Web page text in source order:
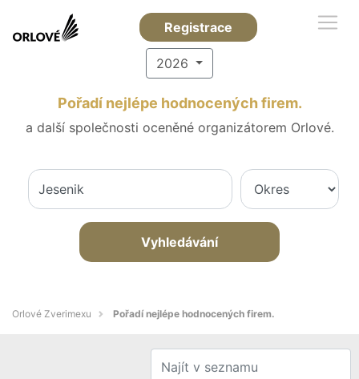
Registrace
2026
Pořadí nejlépe hodnocených firem.
a další společnosti oceněné organizátorem Orlové.
Vyhledávání
Orlové Zverimexu Pořadí nejlépe hodnocených firem.